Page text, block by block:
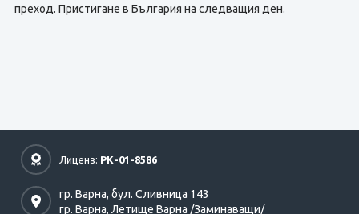
преход. Пристигане в България на следващия ден.
Лиценз: РК-01-8586
гр. Варна, бул. Сливница 143
гр. Варна, Летище Варна /Заминаващи/